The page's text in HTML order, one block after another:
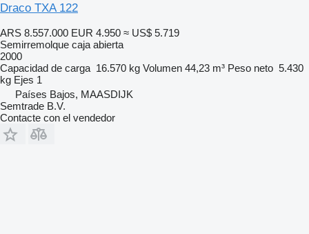
Draco TXA 122
ARS 8.557.000 EUR 4.950 ≈ US$ 5.719
Semirremolque caja abierta
2000
Capacidad de carga 16.570 kg Volumen 44,23 m³ Peso neto 5.430
kg Ejes 1
Países Bajos, MAASDIJK
Semtrade B.V.
Contacte con el vendedor